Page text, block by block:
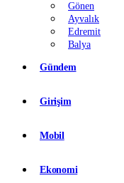
Gönen
Ayvalık
Edremit
Balya
Gündem
Girişim
Mobil
Ekonomi